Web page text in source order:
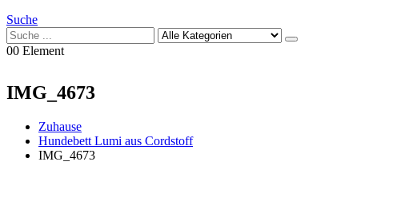
Suche
00 Element
IMG_4673
Zuhause
Hundebett Lumi aus Cordstoff
IMG_4673